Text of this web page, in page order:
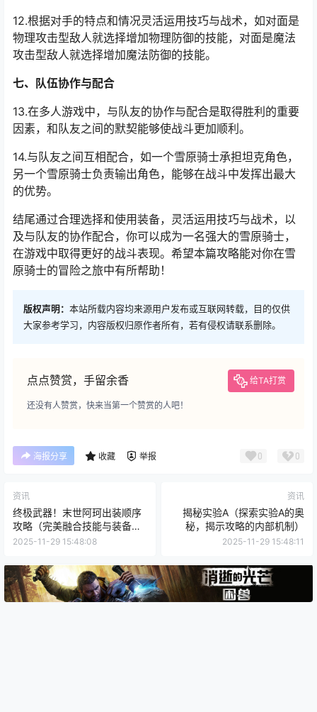
12.根据对手的特点和情况灵活运用技巧与战术，如对面是
物理攻击型敌人就选择增加物理防御的技能，对面是魔法
攻击型敌人就选择增加魔法防御的技能。
七、队伍协作与配合
13.在多人游戏中，与队友的协作与配合是取得胜利的重要
因素，和队友之间的默契能够使战斗更加顺利。
14.与队友之间互相配合，如一个雪原骑士承担坦克角色，
另一个雪原骑士负责输出角色，能够在战斗中发挥出最大
的优势。
结尾通过合理选择和使用装备，灵活运用技巧与战术，以
及与队友的协作配合，你可以成为一名强大的雪原骑士，
在游戏中取得更好的战斗表现。希望本篇攻略能对你在雪
原骑士的冒险之旅中有所帮助！
版权声明： 本站所载内容均来源用户发布或互联网转载，目的仅供
大家参考学习，内容版权归原作者所有，若有侵权请联系删除。
点点赞赏，手留余香 给TA打赏
还没有人赞赏，快来当第一个赞赏的人吧！
海报分享 收藏 举报 0 0
资讯
终极武器！末世阿珂出装顺序
攻略（完美融合技能与装备，
打造无敌阿珂！）
2025-11-29 15:48:08
资讯
揭秘实验A（探索实验A的奥
秘，揭示攻略的内部机制）
2025-11-29 15:48:11